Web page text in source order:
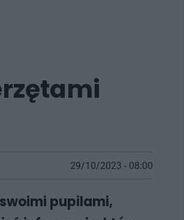
29/10/2023 - 08:00
pupilami,